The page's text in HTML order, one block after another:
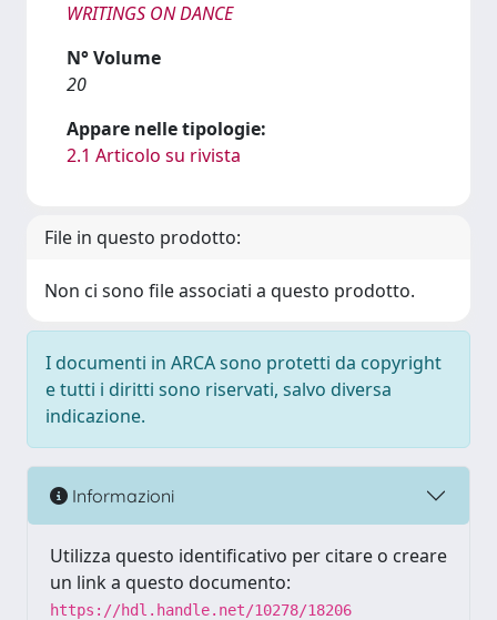
WRITINGS ON DANCE
N° Volume
20
Appare nelle tipologie:
2.1 Articolo su rivista
File in questo prodotto:
Non ci sono file associati a questo prodotto.
I documenti in ARCA sono protetti da copyright
e tutti i diritti sono riservati, salvo diversa
indicazione.
Informazioni
Utilizza questo identificativo per citare o creare
un link a questo documento:
https://hdl.handle.net/10278/18206